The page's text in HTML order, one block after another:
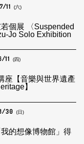
11 (六)
個展 〈Suspended
in a Gaze〉Chen Tzu-Jo Solo Exhibition
11 (四)
座【音樂與世界遺產
】
30 (日)
的想像博物館」得